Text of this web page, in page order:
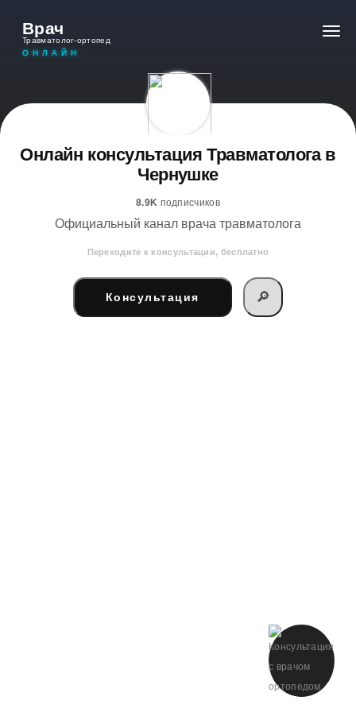
Врач
Травматолог-ортопед
ОНЛАЙН
Онлайн консультация Травматолога в
Чернушке
8.9K подписчиков
Официальный канал врача травматолога
Переходите к консультации, бесплатно
Консультация 🔎